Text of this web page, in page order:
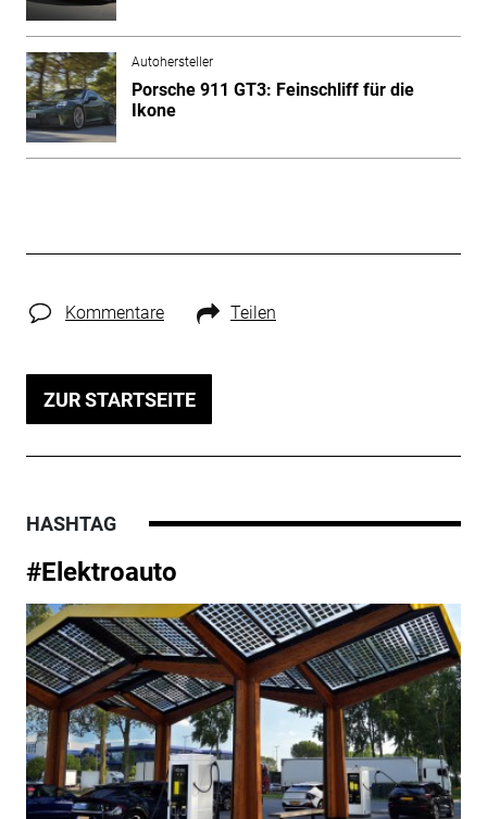
Autohersteller
Porsche 911 GT3: Feinschliff für die
Ikone
Kommentare Teilen
ZUR STARTSEITE
HASHTAG
#Elektroauto